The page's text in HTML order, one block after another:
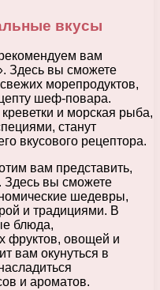
вкусы
вам
Здесь вы сможете
морепродуктов,
шеф-повара.
и морская рыба,
станут
вкусового рецептора.
вам представить,
Здесь вы сможете
шедевры,
и традициями. В
блюда,
фруктов, овощей и
вам окунуться в
и ароматов.